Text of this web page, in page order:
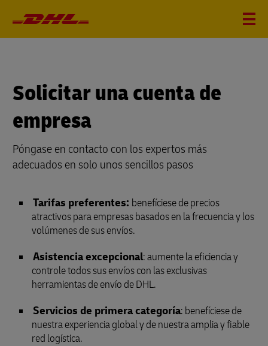
Solicitar una cuenta de
empresa
Póngase en contacto con los expertos más
adecuados en solo unos sencillos pasos
Tarifas preferentes: benefíciese de precios
atractivos para empresas basados en la frecuencia y los
volúmenes de sus envíos.
Asistencia excepcional: aumente la eficiencia y
controle todos sus envíos con las exclusivas
herramientas de envío de DHL.
Servicios de primera categoría: benefíciese de
nuestra experiencia global y de nuestra amplia y fiable
red logística.